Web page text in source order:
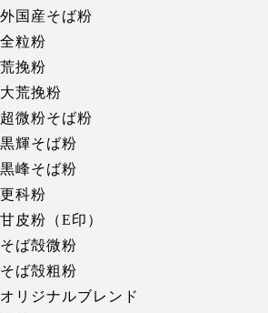
外国産そば粉
全粒粉
荒挽粉
大荒挽粉
超微粉そば粉
黒輝そば粉
黒峰そば粉
更科粉
甘皮粉（E印）
そば殻微粉
そば殻粗粉
オリジナルブレンド